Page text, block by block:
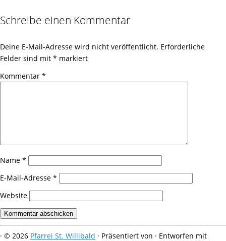
Schreibe einen Kommentar
Deine E-Mail-Adresse wird nicht veröffentlicht. Erforderliche
Felder sind mit * markiert
Kommentar *
Name *
E-Mail-Adresse *
Website
· © 2026 Pfarrei St. Willibald · Präsentiert von · Entworfen mit